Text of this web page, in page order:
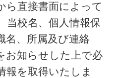
ら直接書面によって
当校名、個人情報保
名、所属及び連絡
お知らせした上で必
報を取得いたしま